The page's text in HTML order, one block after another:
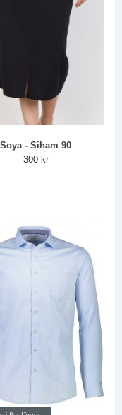
Soya - Siham 90
300 kr